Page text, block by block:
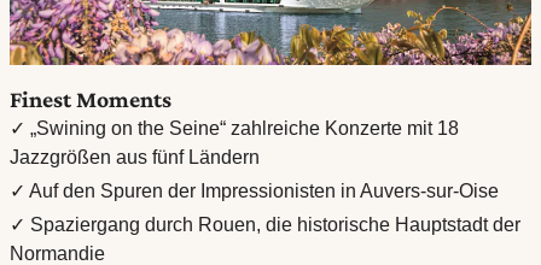
Finest Moments
✓ „Swining on the Seine“ zahlreiche Konzerte mit 18
Jazzgrößen aus fünf Ländern
✓ Auf den Spuren der Impressionisten in Auvers-sur-Oise
✓ Spaziergang durch Rouen, die historische Hauptstadt der
Normandie